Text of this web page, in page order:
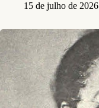
15 de julho de 2026